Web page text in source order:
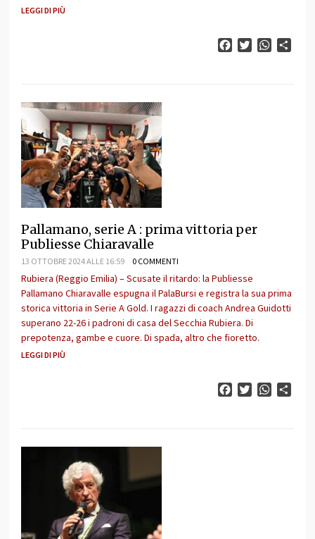
LEGGI DI PIÙ
FacebookTwitter
Pallamano, serie A : prima vittoria per
Publiesse Chiaravalle
13 OTTOBRE 2024 ALLE 16:59 0 COMMENTI
Rubiera (Reggio Emilia) – Scusate il ritardo: la Publiesse
Pallamano Chiaravalle espugna il PalaBursi e registra la sua prima
storica vittoria in Serie A Gold. I ragazzi di coach Andrea Guidotti
superano 22-26 i padroni di casa del Secchia Rubiera. Di
prepotenza, gambe e cuore. Di spada, altro che fioretto.
LEGGI DI PIÙ
FacebookTwitter